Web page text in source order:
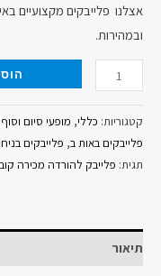
אצלנו פלייבקים מקצועיים
ובמהירות.
קטגוריות: כללי, מופעי סיום
פלייבקים באות ב, פלייבקים
תגית: פלייבק להורדה מכירה
תיאור